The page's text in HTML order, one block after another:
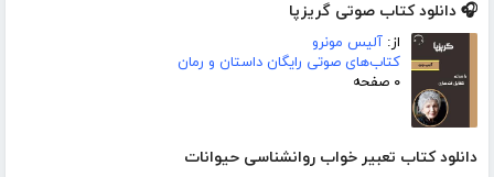
🎧 دانلود کتاب صوتی گریزپا
از: آلیس مونرو
کتاب‌های صوتی رایگان داستان و رمان
۰ صفحه
دانلود کتاب تعبیر خواب روانشناسی حیوانات